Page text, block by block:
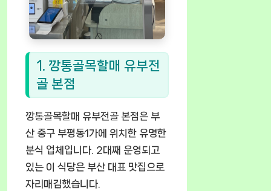
1. 깡통골목할매 유부전
골 본점
깡통골목할매 유부전골 본점은 부
산 중구 부평동1가에 위치한 유명한
분식 업체입니다. 2대째 운영되고
있는 이 식당은 부산 대표 맛집으로
자리매김했습니다.